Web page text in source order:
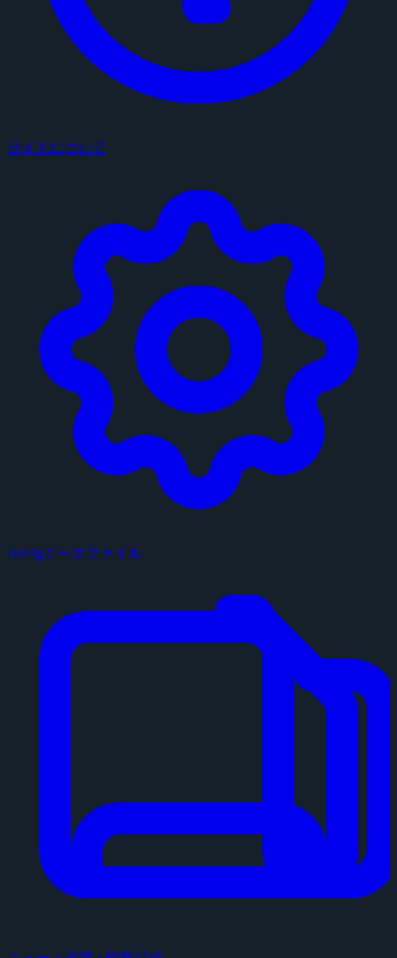
サイトについて
configデータファイル